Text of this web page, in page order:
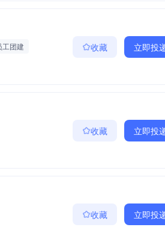
工团建
收藏 立即投
收藏 立即投
收藏 立即投